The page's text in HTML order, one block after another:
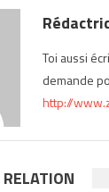
Toi aussi
demande
http://